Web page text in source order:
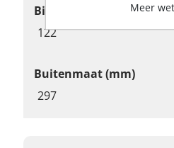
Binnenmaat (mm)
122
Buitenmaat (mm)
297
Meer